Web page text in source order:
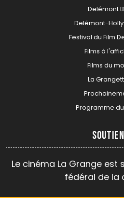
Delémont
Delémont-
Festival du Film
Films à
Films du
La
Programme
Soutien
Le cinéma La Grange est
fédéral de la